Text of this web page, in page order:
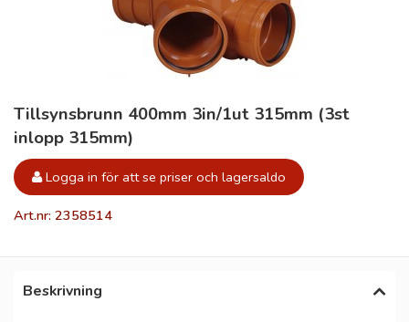
Tillsynsbrunn 400mm 3in/1ut 315mm (3st
inlopp 315mm)
Logga in för att se priser och lagersaldo
Art.nr: 2358514
Beskrivning